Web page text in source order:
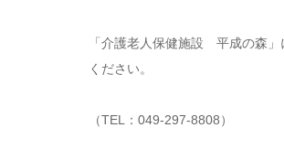
「介護老人保健施設 平成の森
ください。
（TEL：049-297-8808）